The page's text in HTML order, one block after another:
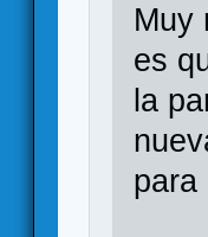
Muy
es
la
para